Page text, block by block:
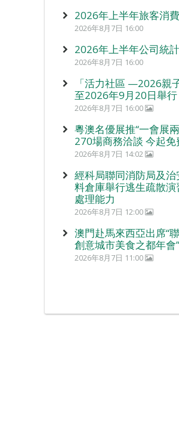
2026年上半年旅客消
2026年8月7日 16:00
2026年上半年公司統計
2026年8月7日 16:00
「活力社區 —2026親
至2026年9月20日舉行
2026年8月7日 16:00
粵澳名優展推“一會展
270場商務洽談 今起
2026年8月7日 14:02
經科局聯同消防局及
料倉庫舉行逃生疏散
處理能力
2026年8月7日 12:00
澳門赴馬來西亞出席“
創意城市美食之都年會”
2026年8月7日 11:00